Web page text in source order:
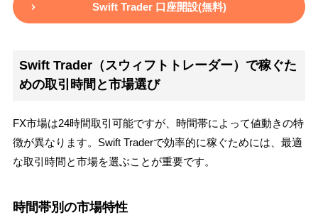
Swift Trader 口座開設(無料)
Swift Trader（スウィフトトレーダー）で稼ぐた
めの取引時間と市場選び
FX市場は24時間取引可能ですが、時間帯によって値動きの特
徴が異なります。Swift Traderで効率的に稼ぐためには、最適
な取引時間と市場を選ぶことが重要です。
時間帯別の市場特性